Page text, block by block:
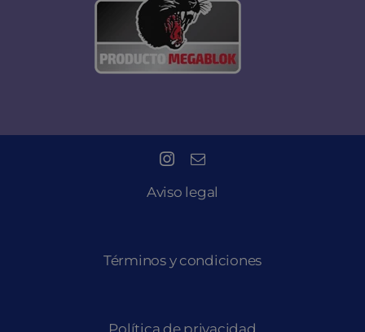
Aviso legal
Términos y condiciones
Política de privacidad